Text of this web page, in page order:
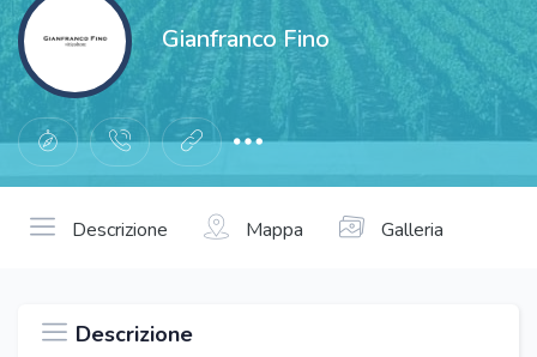
Gianfranco Fino
Descrizione Mappa Galleria
Descrizione